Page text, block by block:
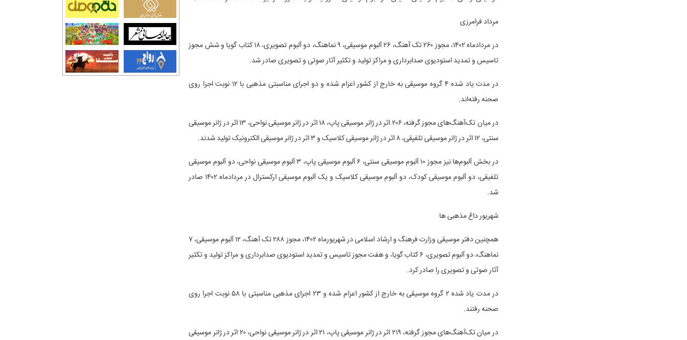
مرداد فرامرزی
در مردادماه ۱۴۰۲، مجوز ۲۶۰ تک آهنگ، ۲۶ آلبوم موسیقی، ۹ نماهنگ، دو آلبوم تصویری، ۱۸ کتاب گویا و شش مجوز
تاسیس و تمدید استودیوی صدابرداری و مراکز تولید و تکثیر آثار صوتی و تصویری صادر شد.
در مدت یاد شده ۴ گروه موسیقی به خارج از کشور اعزام شده و دو اجرای مناسبتی مذهبی با ۱۲ نوبت اجرا روی
صحنه رفته‌اند.
در میان تک‌آهنگ‌های مجوز گرفته، ۲۰۶ اثر در ژانر موسیقی پاپ، ۱۸ اثر در ژانر موسیقی نواحی، ۱۳ اثر در ژانر موسیقی
سنتی، ۱۲ اثر در ژانر موسیقی تلفیقی، ۸ اثر در ژانر موسیقی کلاسیک و ۳ اثر در ژانر موسیقی الکترونیک تولید شدند.
در بخش آلبوم‌ها نیز مجوز ۱۰ آلبوم موسیقی سنتی، ۶ آلبوم موسیقی پاپ، ۳ آلبوم موسیقی نواحی، دو آلبوم موسیقی
تلفیقی، دو آلبوم موسیقی کودک، دو آلبوم موسیقی کلاسیک و یک آلبوم موسیقی ارکسترال در مردادماه ۱۴۰۲ صادر
شد.
شهریور داغ مذهبی ها
همچنین دفتر موسیقی وزارت فرهنگ و ارشاد اسلامی در شهریورماه ۱۴۰۲، مجوز ۲۸۸ تک آهنگ، ۱۲ آلبوم موسیقی، ۷
نماهنگ، دو آلبوم تصویری، ۶ کتاب گویا، و هفت مجوز تاسیس و تمدید استودیوی صدابرداری و مراکز تولید و تکثیر
آثار صوتی و تصویری را صادر کرد.
در مدت یاد شده ۲ گروه موسیقی به خارج از کشور اعزام شده و ۲۳ اجرای مذهبی مناسبتی با ۵۸ نوبت اجرا روی
صحنه رفتند.
در میان تک‌آهنگ‌های مجوز گرفته، ۲۱۹ اثر در ژانر موسیقی پاپ، ۲۱ اثر در ژانر موسیقی نواحی، ۲۰ اثر در ژانر موسیقی